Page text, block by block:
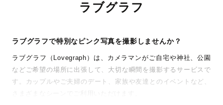
ラブグラフ
ラブグラフで特別なピンク写真を撮影しませんか？
ラブグラフ（Lovegraph）は、カメラマンがご自宅や神社、公園
などご希望の場所に出張して、大切な瞬間を撮影するサービスで
す。カップルやご夫婦のデート、家族や友達とのイベントなど、